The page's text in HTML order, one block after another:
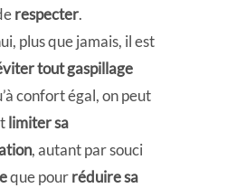
respecter.
plus que jamais, il est
tout gaspillage
confort égal, on peut
limiter sa
, autant par souci
que pourréduire sa